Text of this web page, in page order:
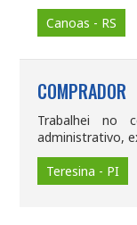
Canoas - RS
COMPRADOR
Trabalhei no
administrativo,
Teresina - PI